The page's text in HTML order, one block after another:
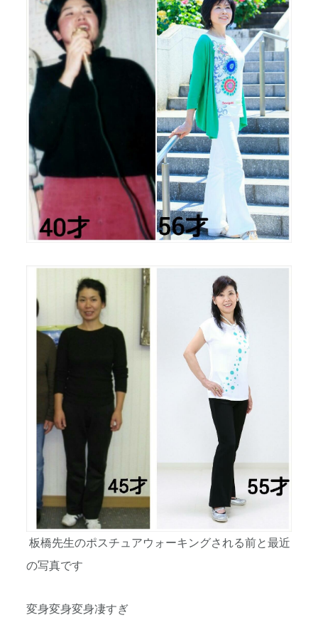
板橋先生のポスチュアウォーキングされる前と最近
の写真です
変身変身変身凄すぎ